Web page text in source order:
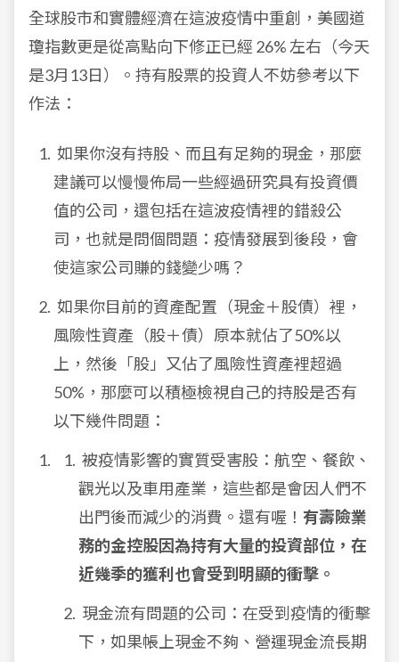
全球股市和實體經濟在這波疫情中重創，美國道
瓊指數更是從高點向下修正已經 26% 左右（今天
是3月13日）。持有股票的投資人不妨參考以下
作法：
如果你沒有持股、而且有足夠的現金，那麼
建議可以慢慢佈局一些經過研究具有投資價
值的公司，還包括在這波疫情裡的錯殺公
司，也就是問個問題：疫情發展到後段，會
使這家公司賺的錢變少嗎？
如果你目前的資產配置（現金＋股債）裡，
風險性資產（股＋債）原本就佔了50%以
上，然後「股」又佔了風險性資產裡超過
50%，那麼可以積極檢視自己的持股是否有
以下幾件問題：
被疫情影響的實質受害股：航空、餐飲、
觀光以及車用產業，這些都是會因人們不
出門後而減少的消費。還有喔！ 有壽險業
務的金控股因為持有大量的投資部位，在
近幾季的獲利也會受到明顯的衝擊。
現金流有問題的公司：在受到疫情的衝擊
下，如果帳上現金不夠、營運現金流長期